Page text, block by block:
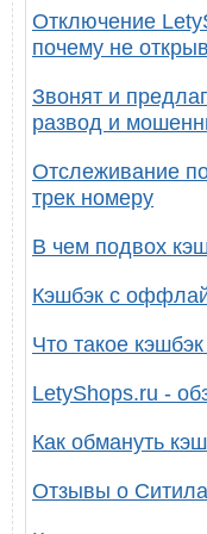
Отключение
почему не
Звонят и
развод и
Отслеживание
трек номеру
В чем подвох
Кэшбэк с
Что такое
LetyShops.ru -
Как обмануть
Отзывы о